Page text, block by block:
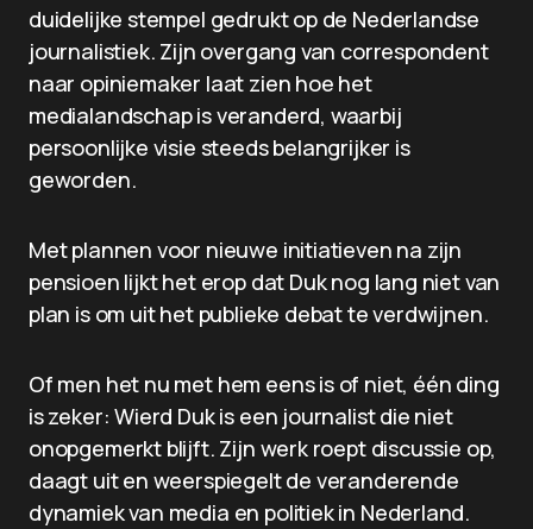
duidelijke stempel gedrukt op de Nederlandse
journalistiek. Zijn overgang van correspondent
naar opiniemaker laat zien hoe het
medialandschap is veranderd, waarbij
persoonlijke visie steeds belangrijker is
geworden.
Met plannen voor nieuwe initiatieven na zijn
pensioen lijkt het erop dat Duk nog lang niet van
plan is om uit het publieke debat te verdwijnen.
Of men het nu met hem eens is of niet, één ding
is zeker: Wierd Duk is een journalist die niet
onopgemerkt blijft. Zijn werk roept discussie op,
daagt uit en weerspiegelt de veranderende
dynamiek van media en politiek in Nederland.